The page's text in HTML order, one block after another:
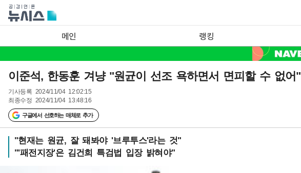
메인 랭킹
이준석, 한동훈 겨냥 "원균이 선조 욕하면서 면피할 수 없어"
기사등록 2024/11/04 12:02:15
최종수정 2024/11/04 13:48:16
구글에서 선호하는 매체로 추가
"현재는 원균, 잘 돼봐야 '브루투스'라는 것"
"'패전지장'은 김건희 특검법 입장 밝혀야"